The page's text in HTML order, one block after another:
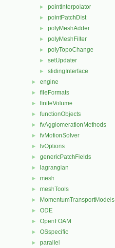
► pointInterpolator
► pointPatchDist
► polyMeshAdder
► polyMeshFilter
► polyTopoChange
► setUpdater
► slidingInterface
► engine
► fileFormats
► finiteVolume
► functionObjects
► fvAgglomerationMethods
► fvMotionSolver
► fvOptions
► genericPatchFields
► lagrangian
► mesh
► meshTools
► MomentumTransportModels
► ODE
► OpenFOAM
► OSspecific
► parallel